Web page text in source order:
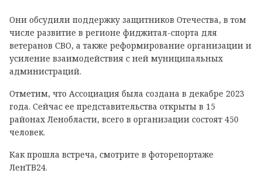
Они обсудили поддержку защитников Отечества, в том
числе развитие в регионе фиджитал-спорта для
ветеранов СВО, а также реформирование организации и
усиление взаимодействия с ней муниципальных
администраций.
Отметим, что Ассоциация была создана в декабре 2023
года. Сейчас ее представительства открыты в 15
районах Ленобласти, всего в организации состоят 450
человек.
Как прошла встреча, смотрите в фоторепортаже
ЛенТВ24.